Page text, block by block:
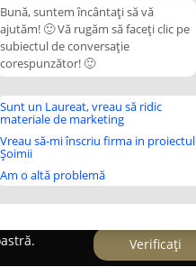
Bună, suntem încântați să vă
ajutăm! 🙂 Vă rugăm să faceți clic pe
subiectul de conversație
corespunzător! 🙂
Sunt un Laureat, vreau să ridic
materiale de marketing
Vreau să-mi înscriu firma in proiectul
Șoimii
Am o altă problemă
Verificați